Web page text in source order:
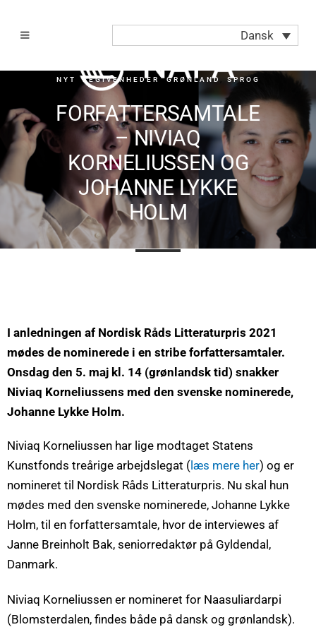
Dansk
NYT ,BEGIVENHEDER ,GRØNLAND SPROG
FORFATTERSAMTALE
– NIVIAQ
KORNELIUSSEN OG
JOHANNE LYKKE
HOLM
I anledningen af Nordisk Råds Litteraturpris 2021
mødes de nominerede i en stribe forfattersamtaler.
Onsdag den 5. maj kl. 14 (grønlandsk tid) snakker
Niviaq Korneliussens med den svenske nominerede,
Johanne Lykke Holm.
Niviaq Korneliussen har lige modtaget Statens
Kunstfonds treårige arbejdslegat (læs mere her) og er
nomineret til Nordisk Råds Litteraturpris. Nu skal hun
mødes med den svenske nominerede, Johanne Lykke
Holm, til en forfattersamtale, hvor de interviewes af
Janne Breinholt Bak, seniorredaktør på Gyldendal,
Danmark.
Niviaq Korneliussen er nomineret for Naasuliardarpi
(Blomsterdalen, findes både på dansk og grønlandsk).